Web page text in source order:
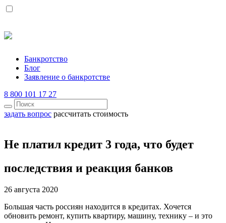
Банкротство
Блог
Заявление о банкротстве
8 800 101 17 27
задать вопрос рассчитать стоимость
Не платил кредит 3 года, что будет
последствия и реакция банков
26 августа 2020
Большая часть россиян находится в кредитах. Хочется
обновить ремонт, купить квартиру, машину, технику – и это